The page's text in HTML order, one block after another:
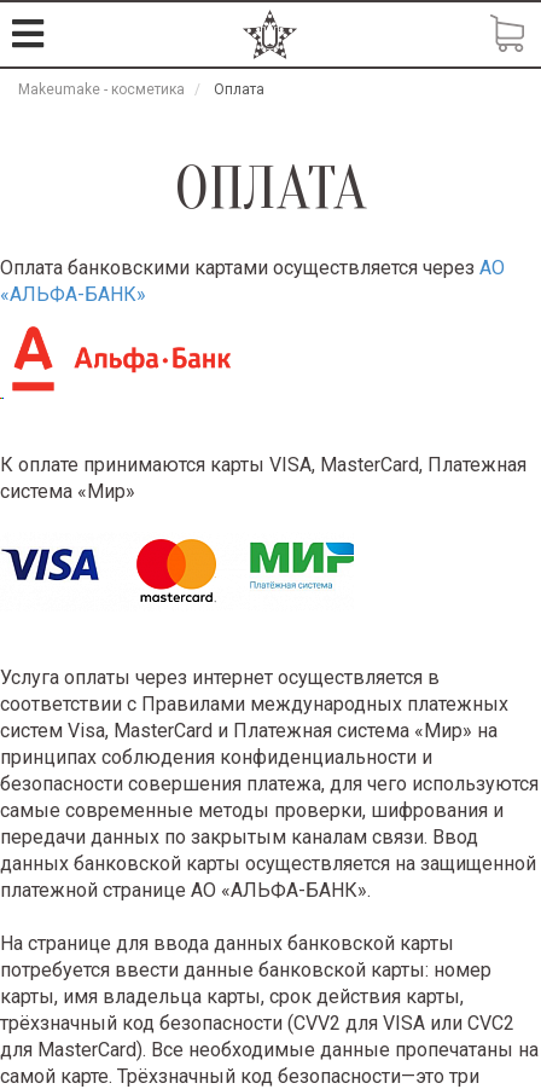
Makeumake - косметика Оплата
ОПЛАТА
Оплата банковскими картами осуществляется через АО
«АЛЬФА-БАНК»
К оплате принимаются карты VISA, MasterCard, Платежная
система «Мир»
Услуга оплаты через интернет осуществляется в
соответствии с Правилами международных платежных
систем Visa, MasterCard и Платежная система «Мир» на
принципах соблюдения конфиденциальности и
безопасности совершения платежа, для чего используются
самые современные методы проверки, шифрования и
передачи данных по закрытым каналам связи. Ввод
данных банковской карты осуществляется на защищенной
платежной странице АО «АЛЬФА-БАНК».
На странице для ввода данных банковской карты
потребуется ввести данные банковской карты: номер
карты, имя владельца карты, срок действия карты,
трёхзначный код безопасности (CVV2 для VISA или CVC2
для MasterCard). Все необходимые данные пропечатаны на
самой карте. Трёхзначный код безопасности—это три